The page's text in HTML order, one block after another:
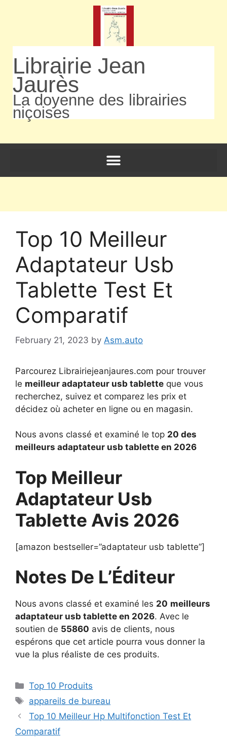
Librairie Jean
Jaurès
La doyenne des librairies
niçoises
Top 10 Meilleur
Adaptateur Usb
Tablette Test Et
Comparatif
February 21, 2023 by Asm.auto
Parcourez Librairiejeanjaures.com pour trouver
le meilleur adaptateur usb tablette que vous
recherchez, suivez et comparez les prix et
décidez où acheter en ligne ou en magasin.
Nous avons classé et examiné le top 20 des
meilleurs adaptateur usb tablette en 2026
Top Meilleur
Adaptateur Usb
Tablette Avis 2026
[amazon bestseller=”adaptateur usb tablette”]
Notes De L’Éditeur
Nous avons classé et examiné les 20 meilleurs
adaptateur usb tablette en 2026. Avec le
soutien de 55860 avis de clients, nous
espérons que cet article pourra vous donner la
vue la plus réaliste de ces produits.
Top 10 Produits
appareils de bureau
Top 10 Meilleur Hp Multifonction Test Et
Comparatif